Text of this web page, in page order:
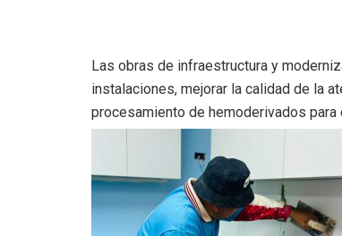
Las obras de infraestructura y
instalaciones, mejorar la calidad de la
procesamiento de hemoderivados